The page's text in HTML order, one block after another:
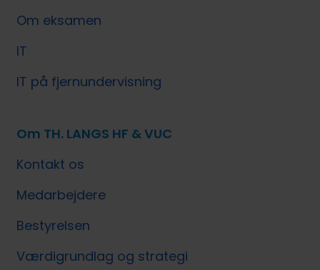
Om eksamen
IT
IT på fjernundervisning
Om TH. LANGS HF & VUC
Kontakt os
Medarbejdere
Bestyrelsen
Værdigrundlag og strategi